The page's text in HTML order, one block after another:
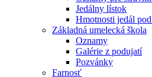
Jedálny lístok
Hmotnosti jedál
Základná umelecká škola
Oznamy
Galérie z podujatí
Pozvánky
Farnosť